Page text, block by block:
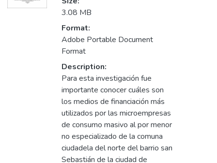
3.08 MB
Format:
Adobe Portable Document
Format
Description:
Para esta investigación fue
importante conocer cuáles son
los medios de financiación más
utilizados por las microempresas
de consumo masivo al por menor
no especializado de la comuna
ciudadela del norte del barrio san
Sebastián de la ciudad de